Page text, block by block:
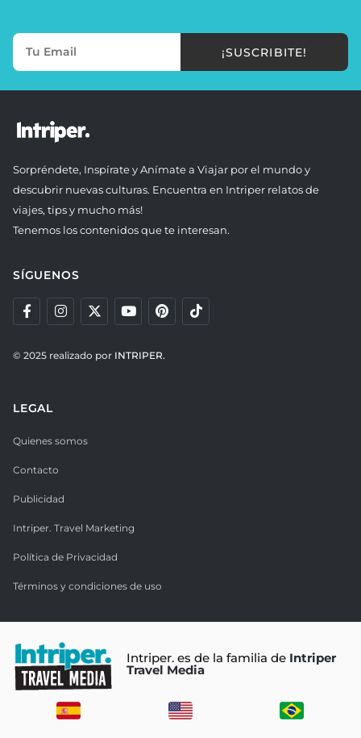
¡SUSCRIBITE!
Sorpréndete, Inspírate y Anímate a Viajar por el mundo y
descubrir nuevas culturas. Encuentra en Intriper relatos de
viajes, tips y mucho más!
Tenemos los contenidos que te interesan.
SÍGUENOS
© 2025 realizado por INTRIPER.
LEGAL
Quienes somos
Contacto
Publicidad
Intriper. Travel Marketing
Política de Privacidad
Términos y condiciones de uso
Intriper. es de la familia de Intriper
Travel Media